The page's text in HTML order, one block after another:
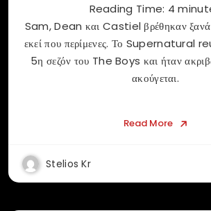
Reading Time: 4
Sam, Dean και Castiel βρέθηκαν ξανά
εκεί που περίμενες. Το Supernatural
5η σεζόν του The Boys και ήταν
ακούγεται.
Read More
Stelios Kr